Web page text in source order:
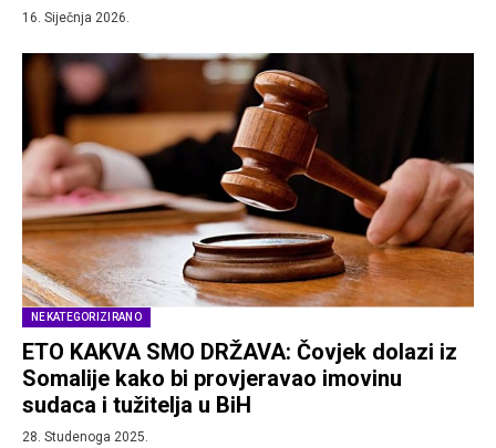
16. Siječnja 2026.
NEKATEGORIZIRANO
ETO KAKVA SMO DRŽAVA: Čovjek dolazi iz
Somalije kako bi provjeravao imovinu
sudaca i tužitelja u BiH
28. Studenoga 2025.